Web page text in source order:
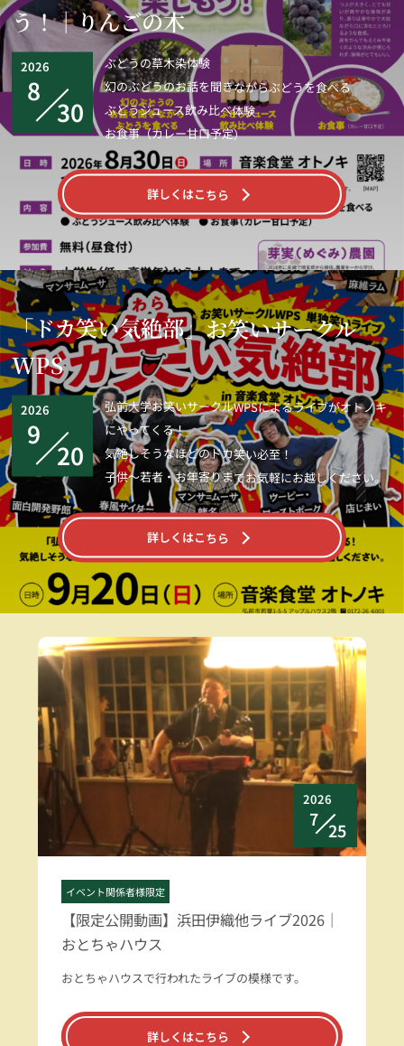
う！｜りんごの木
2026
8
30
ぶどうの草木染体験
幻のぶどうのお話を聞きながらぶどうを食べる
ぶどうジュース飲み比べ体験
お食事（カレー甘口予定）
詳しくはこちら
「ドカ笑い気絶部」お笑いサークル
WPS
2026
9
20
弘前大学お笑いサークルWPSによるライブがオトノキ
にやってくる！
気絶しそうなほどのドカ笑い必至！
子供～若者・お年寄りまでお気軽にお越しください。
詳しくはこちら
2026
7
25
イベント関係者様限定
【限定公開動画】浜田伊織他ライブ2026｜
おとちゃハウス
おとちゃハウスで行われたライブの模様です。
詳しくはこちら